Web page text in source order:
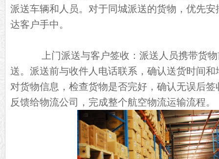
派送车辆和人员。对于同城派送的货物，优先
达客户手中。
上门派送与客户签收：派送人员携带货物
送。派送前与收件人电话联系，确认送货时间
对货物信息，检查货物是否完好，确认无误后
反馈给物流公司，完成整个航空物流运输流程。